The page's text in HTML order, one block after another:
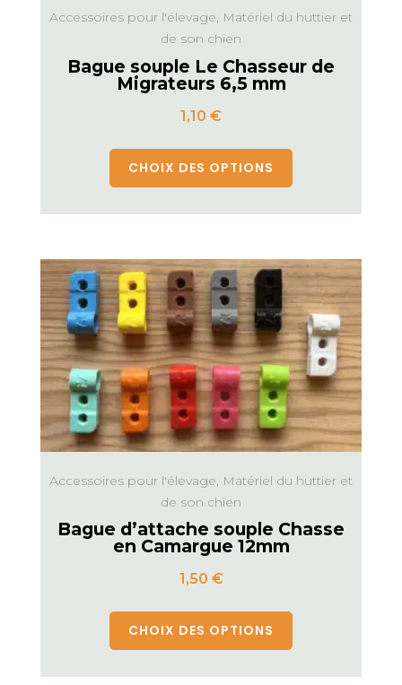
Accessoires pour l'élevage, Matériel du huttier et
de son chien
Bague souple Le Chasseur de
Migrateurs 6,5 mm
1,10 €
CHOIX DES OPTIONS
Accessoires pour l'élevage, Matériel du huttier et
de son chien
Bague d’attache souple Chasse
en Camargue 12mm
1,50 €
CHOIX DES OPTIONS